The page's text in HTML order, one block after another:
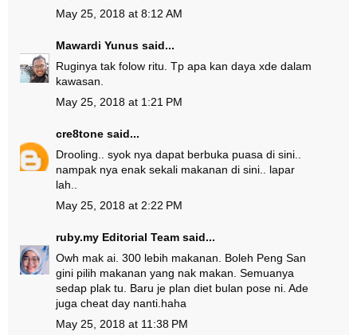
May 25, 2018 at 8:12 AM
Mawardi Yunus said...
Ruginya tak folow ritu. Tp apa kan daya xde dalam
kawasan.
May 25, 2018 at 1:21 PM
cre8tone said...
Drooling.. syok nya dapat berbuka puasa di sini..
nampak nya enak sekali makanan di sini.. lapar
lah..
May 25, 2018 at 2:22 PM
ruby.my Editorial Team said...
Owh mak ai. 300 lebih makanan. Boleh Peng San
gini pilih makanan yang nak makan. Semuanya
sedap plak tu. Baru je plan diet bulan pose ni. Ade
juga cheat day nanti.haha
May 25, 2018 at 11:38 PM